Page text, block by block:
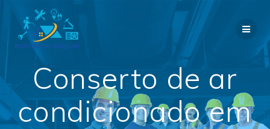
Conserto de ar
condicionado em